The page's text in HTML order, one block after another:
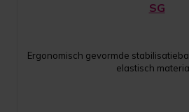
SG
Ergonomisch gevormde
elastisch